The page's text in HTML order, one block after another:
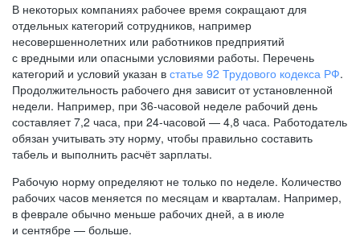
В некоторых компаниях рабочее время сокращают для
отдельных категорий сотрудников, например
несовершеннолетних или работников предприятий
с вредными или опасными условиями работы. Перечень
категорий и условий указан в статье 92 Трудового кодекса РФ.
Продолжительность рабочего дня зависит от установленной
недели. Например, при 36-часовой неделе рабочий день
составляет 7,2 часа, при 24-часовой — 4,8 часа. Работодатель
обязан учитывать эту норму, чтобы правильно составить
табель и выполнить расчёт зарплаты.
Рабочую норму определяют не только по неделе. Количество
рабочих часов меняется по месяцам и кварталам. Например,
в феврале обычно меньше рабочих дней, а в июле
и сентябре — больше.